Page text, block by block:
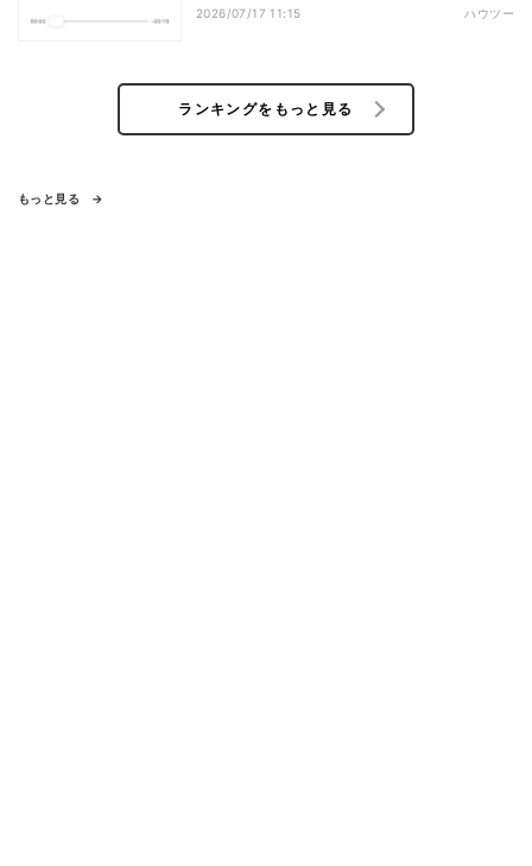
2026/07/17 11:15 ハウツー
ランキングをもっと見る
もっと見る